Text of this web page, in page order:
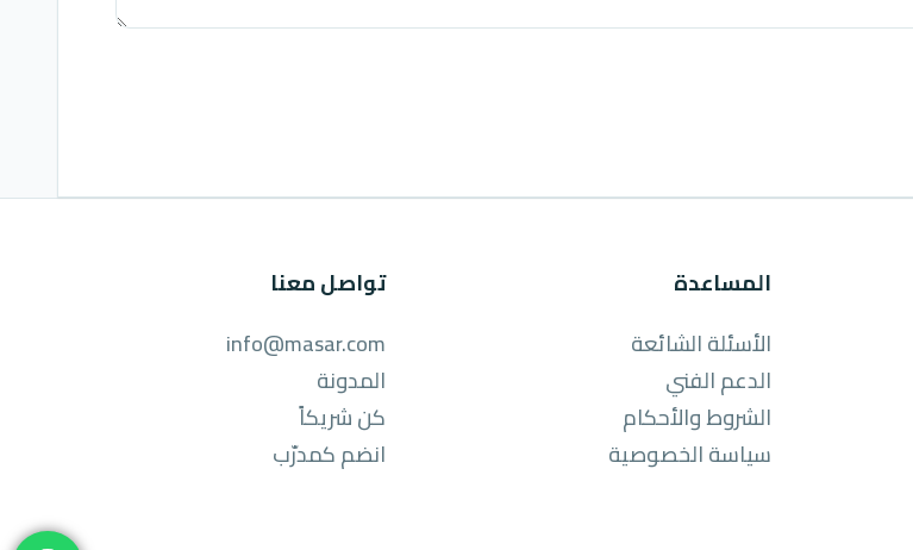
المساعدة
الأسئلة الشائعة
الدعم الفني
الشروط والأحكام
سياسة الخصوصية
تواصل معنا
info@masar.com
المدونة
كن شريكاً
انضم كمدرّب